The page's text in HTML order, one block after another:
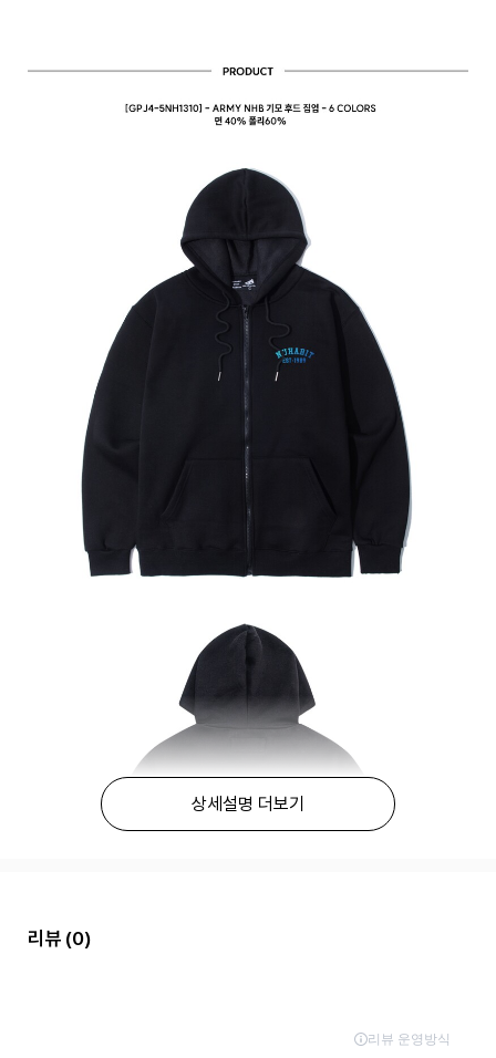
상세설명 더보기
리뷰 (0)